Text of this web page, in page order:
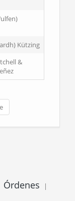
Kützing
&
Órdenes |